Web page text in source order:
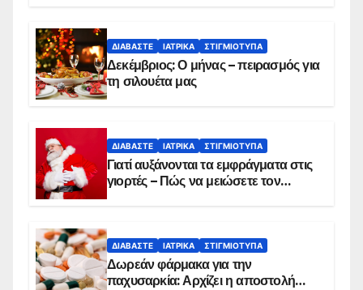
ΔΙΑΒΆΣΤΕ ΙΑΤΡΙΚΆ ΣΤΙΓΜΙΌΤΥΠΑ
Δεκέμβριος: Ο μήνας – πειρασμός για
τη σιλουέτα μας
ΔΙΑΒΆΣΤΕ ΙΑΤΡΙΚΆ ΣΤΙΓΜΙΌΤΥΠΑ
Γιατί αυξάνονται τα εμφράγματα στις
γιορτές – Πώς να μειώσετε τον
ΔΙΑΒΆΣΤΕ ΙΑΤΡΙΚΆ ΣΤΙΓΜΙΌΤΥΠΑ
Δωρεάν φάρμακα για την
παχυσαρκία: Αρχίζει η αποστολή